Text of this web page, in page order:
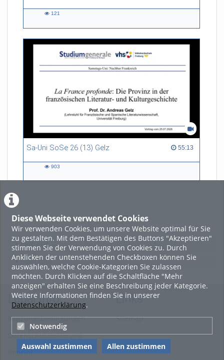
Diese Webseite verwendet Cookies
Wir verwenden Cookies, um unsere Website optimal für Sie
zu gestalten. Mit dem Bestätigen des Buttons "Akzeptieren"
stimmen Sie der Verwendung von Cookies zu. Durch
Anklicken der untenstehenden Checkboxen können Sie
auswählen, welche Cookie-Kategorien Sie zulassen
möchten. Durch Klicken auf die Schaltfläche "Mehr
anzeigen" erhalten Sie eine Beschreibung jeder Kategorie.
Weitere Informationen finden Sie in unserer
Datenschutzerklärung.
Notwendig
Auswahl zustimmen Allen zustimmen
121
Sa-Uni SoSe 26 (13) Gelz 55:13
55:13 duration
903
LADE MEHR
Featured
Beliebtheit
Legal Info
Nutzungsbedingungen
Datenschutzerklärung
Imprint
Links
Sitemap